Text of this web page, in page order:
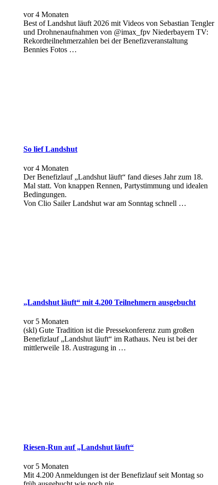
vor 4 Monaten
Best of Landshut läuft 2026 mit Videos von Sebastian Tengler
und Drohnenaufnahmen von @imax_fpv Niederbayern TV:
Rekordteilnehmerzahlen bei der Benefizveranstaltung
Bennies Fotos …
So lief Landshut
vor 4 Monaten
Der Benefizlauf „Landshut läuft“ fand dieses Jahr zum 18.
Mal statt. Von knappen Rennen, Partystimmung und idealen
Bedingungen.
Von Clio Sailer Landshut war am Sonntag schnell …
„Landshut läuft“ mit 4.200 Teilnehmern ausgebucht
vor 5 Monaten
(skl) Gute Tradition ist die Pressekonferenz zum großen
Benefizlauf „Landshut läuft“ im Rathaus. Neu ist bei der
mittlerweile 18. Austragung in …
Riesen-Run auf „Landshut läuft“
vor 5 Monaten
Mit 4.200 Anmeldungen ist der Benefizlauf seit Montag so